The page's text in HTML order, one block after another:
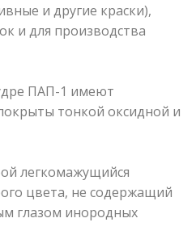
и другие краски),
и для производства
ПАП-1 имеют
тонкой оксидной и
легкомажущийся
цвета, не содержащий
глазом инородных